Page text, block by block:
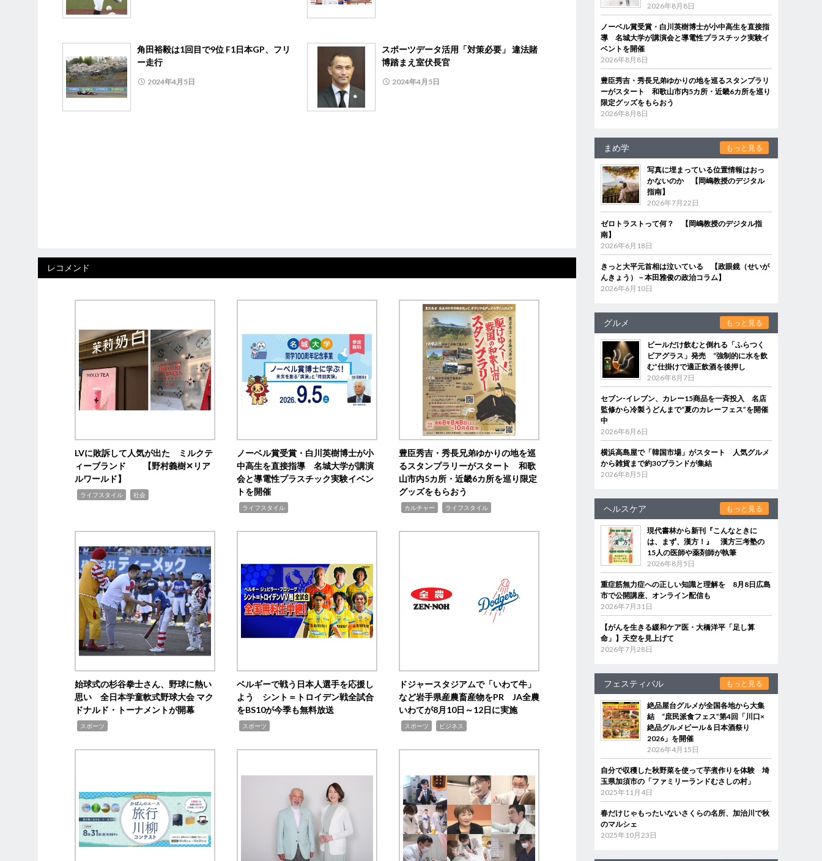
角田裕毅は1回目で9位 F1日本GP、フリ
ー走行
2024年4月5日
スポーツデータ活用「対策必要」 違法賭
博踏まえ室伏長官
2024年4月5日
レコメンド
LVに敗訴して人気が出た ミルクテ
ィーブランド 【野村義樹✕リア
ルワールド】
ライフスタイル 社会
ノーベル賞受賞・白川英樹博士が小
中高生を直接指導 名城大学が講演
会と導電性プラスチック実験イベン
トを開催
ライフスタイル
豊臣秀吉・秀長兄弟ゆかりの地を巡
るスタンプラリーがスタート 和歌
山市内5カ所・近畿6カ所を巡り限定
グッズをもらおう
カルチャー ライフスタイル
始球式の杉谷拳士さん、野球に熱い
思い 全日本学童軟式野球大会 マク
ドナルド・トーナメントが開幕
スポーツ
ベルギーで戦う日本人選手を応援し
よう シント＝トロイデン戦全試合
をBS10が今季も無料放送
スポーツ
ドジャースタジアムで「いわて牛」
など岩手県産農畜産物をPR JA全農
いわてが8月10日～12日に実施
スポーツ ビジネス
2026年8月8日
ノーベル賞受賞・白川英樹博士が小中高生を直接指
導 名城大学が講演会と導電性プラスチック実験イ
ベントを開催
2026年8月8日
豊臣秀吉・秀長兄弟ゆかりの地を巡るスタンプラリ
ーがスタート 和歌山市内5カ所・近畿6カ所を巡り
限定グッズをもらおう
2026年8月8日
まめ学 もっと見る
写真に埋まっている位置情報はおっ
かないのか 【岡嶋教授のデジタル
指南】
2026年7月22日
ゼロトラストって何？ 【岡嶋教授のデジタル指
南】
2026年6月18日
きっと大平元首相は泣いている 【政眼鏡（せいが
んきょう）－本田雅俊の政治コラム】
2026年6月10日
グルメ もっと見る
ビールだけ飲むと倒れる「ふらつく
ビアグラス」発売 “強制的に水を飲
む”仕掛けで適正飲酒を後押し
2026年8月7日
セブン‐イレブン、カレー15商品を一斉投入 名店
監修から冷製うどんまで“夏のカレーフェス”を開催
中
2026年8月6日
横浜高島屋で「韓国市場」がスタート 人気グルメ
から雑貨まで約30ブランドが集結
2026年8月5日
ヘルスケア もっと見る
現代書林から新刊『こんなときに
は、まず、漢方！』 漢方三考塾の
15人の医師や薬剤師が執筆
2026年8月5日
重症筋無力症への正しい知識と理解を 8月8日広島
市で公開講座、オンライン配信も
2026年7月31日
【がんを生きる緩和ケア医・大橋洋平「足し算
命」】天空を見上げて
2026年7月28日
フェスティバル もっと見る
絶品屋台グルメが全国各地から大集
結 “庶民派食フェス”第4回「川口×
絶品グルメビール＆日本酒祭り
2026」を開催
2026年4月15日
自分で収穫した秋野菜を使って芋煮作りを体験 埼
玉県加須市の「ファミリーランドむさしの村」
2025年11月4日
春だけじゃもったいないさくらの名所、加治川で秋
のマルシェ
2025年10月23日